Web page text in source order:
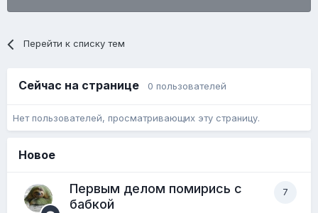
Перейти к списку тем
Сейчас на странице 0 пользователей
Нет пользователей, просматривающих эту страницу.
Новое
7
Первым делом помирись с
бабкой